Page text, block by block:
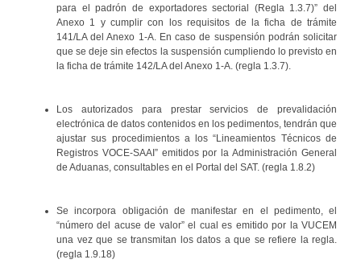
para el padrón de exportadores sectorial (Regla 1.3.7)” del
Anexo 1 y cumplir con los requisitos de la ficha de trámite
141/LA del Anexo 1-A. En caso de suspensión podrán solicitar
que se deje sin efectos la suspensión cumpliendo lo previsto en
la ficha de trámite 142/LA del Anexo 1-A. (regla 1.3.7).
Los autorizados para prestar servicios de prevalidación
electrónica de datos contenidos en los pedimentos, tendrán que
ajustar sus procedimientos a los “Lineamientos Técnicos de
Registros VOCE-SAAI” emitidos por la Administración General
de Aduanas, consultables en el Portal del SAT. (regla 1.8.2)
Se incorpora obligación de manifestar en el pedimento, el
“número del acuse de valor” el cual es emitido por la VUCEM
una vez que se transmitan los datos a que se refiere la regla.
(regla 1.9.18)